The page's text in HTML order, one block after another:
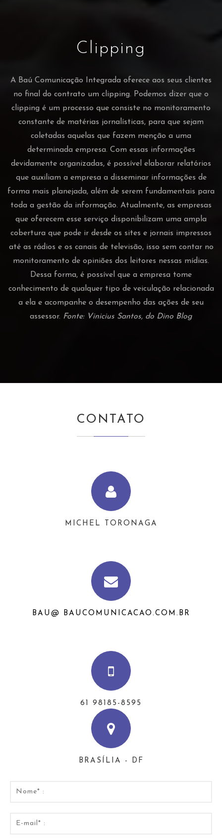
Clipping
A Baú Comunicação Integrada oferece aos seus clientes
no final do contrato um clipping. Podemos dizer que o
clipping é um processo que consiste no monitoramento
constante de matérias jornalísticas, para que sejam
coletadas aquelas que fazem menção a uma
determinada empresa. Com essas informações
devidamente organizadas, é possível elaborar relatórios
que auxiliam a empresa a disseminar informações de
forma mais planejada, além de serem fundamentais para
toda a gestão da informação. Atualmente, as empresas
que oferecem esse serviço disponibilizam uma ampla
cobertura que pode ir desde os sites e jornais impressos
até as rádios e os canais de televisão, isso sem contar no
monitoramento de opiniões dos leitores nessas mídias.
Dessa forma, é possível que a empresa tome
conhecimento de qualquer tipo de veiculação relacionada
a ela e acompanhe o desempenho das ações de seu
assessor. Fonte: Vinicius Santos, do Dino Blog
CONTATO
MICHEL TORONAGA
BAU@ BAUCOMUNICACAO.COM.BR
61 98185-8595
BRASÍLIA - DF